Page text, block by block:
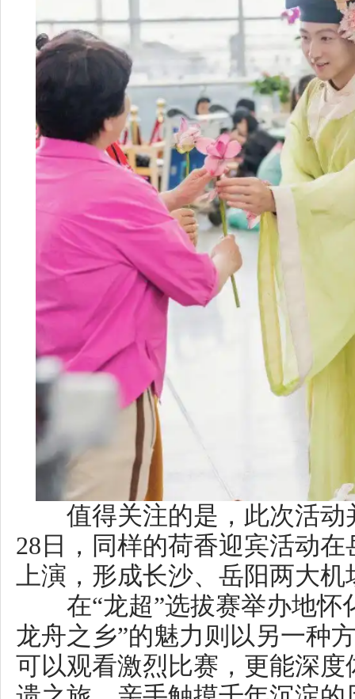
值得关注的是，此次活动并
28日，同样的荷香迎宾活动在岳
上演，形成长沙、岳阳两大机场
在“龙超”选拔赛举办地怀化沅
龙舟之乡”的魅力则以另一种方
可以观看激烈比赛，更能深度体
遗之旅，亲手触摸千年沉淀的历